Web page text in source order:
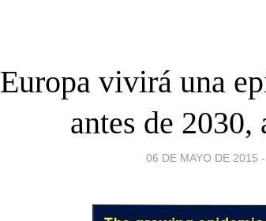
Europa vivirá una
antes de
06 DE MAYO DE 2015